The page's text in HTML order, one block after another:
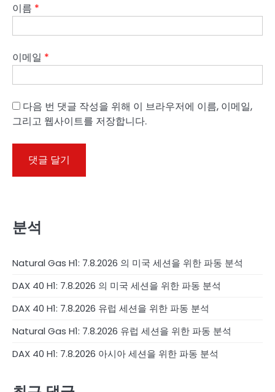
이름 *
이메일 *
다음 번 댓글 작성을 위해 이 브라우저에 이름, 이메일,
그리고 웹사이트를 저장합니다.
분석
Natural Gas H1: 7.8.2026 의 미국 세션을 위한 파동 분석
DAX 40 H1: 7.8.2026 의 미국 세션을 위한 파동 분석
DAX 40 H1: 7.8.2026 유럽 세션을 위한 파동 분석
Natural Gas H1: 7.8.2026 유럽 세션을 위한 파동 분석
DAX 40 H1: 7.8.2026 아시아 세션을 위한 파동 분석